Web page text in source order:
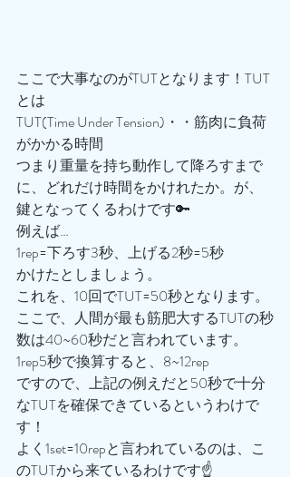
ここで大事なのがTUTとなります！TUT
とは
TUT(Time Under Tension)・・筋肉に負荷
がかかる時間
つまり重量を持ち動作して降ろすまで
に、どれだけ時間をかけれたか。が、
鍵となってくるわけです🔑
例えば…
1rep=下ろす3秒、上げる2秒=5秒
かけたとしましょう。
これを、10回でTUT=50秒となります。
ここで、人間が最も筋肥大するTUTの秒
数は40~60秒だと言われています。
1rep5秒で換算すると、8~12rep
ですので、上記の例えだと50秒で十分
なTUTを確保できているというわけで
す！
よく1set=10repと言われているのは、こ
のTUTから来ているわけです☝️